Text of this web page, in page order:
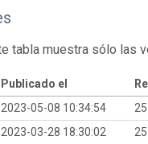
tabla muestra sólo las
Publicado el
2023-05-08 10:34:54
2023-03-28 18:30:02